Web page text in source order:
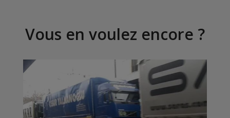
Vous en voulez encore ?